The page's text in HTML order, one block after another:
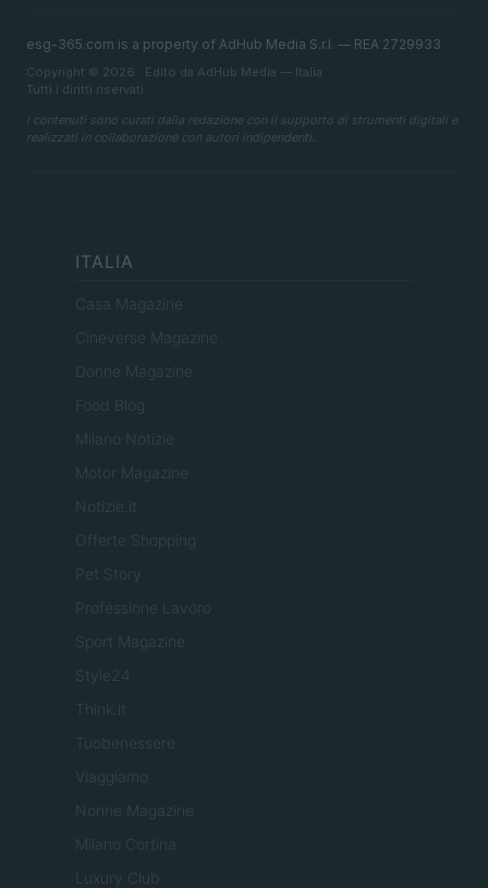
esg-365.com is a property of AdHub Media S.r.l. — REA 2729933
Copyright © 2026 · Edito da AdHub Media — Italia
Tutti i diritti riservati
I contenuti sono curati dalla redazione con il supporto di strumenti digitali e
realizzati in collaborazione con autori indipendenti.
ITALIA
Casa Magazine
Cineverse Magazine
Donne Magazine
Food Blog
Milano Notizie
Motor Magazine
Notizie.it
Offerte Shopping
Pet Story
Professione Lavoro
Sport Magazine
Style24
Think.it
Tuobenessere
Viaggiamo
Nonne Magazine
Milano Cortina
Luxury Club